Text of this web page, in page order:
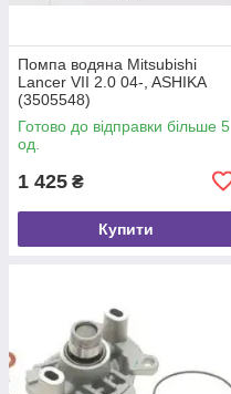
Помпа водяна Mitsubishi
Lancer VII 2.0 04-, ASHIKA
(3505548)
Готово до відправки більше 5
од.
1 425 ₴
Купити